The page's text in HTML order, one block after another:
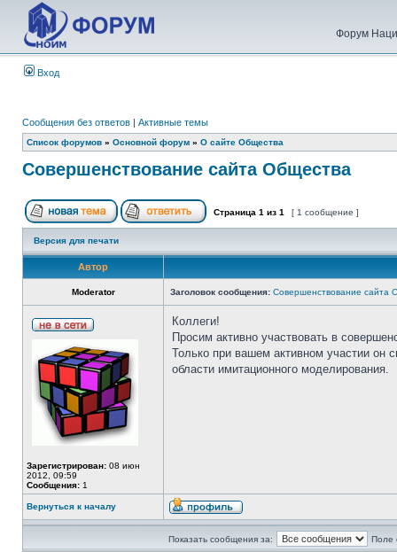
Форум
Вход
Сообщения без ответов | Активные темы
Список форумов » Основной форум » О сайте Общества
Совершенствование сайта Общества
Страница 1 из 1 [ 1 сообщение ]
Версия для печати
Автор
Moderator Заголовок сообщения: Совершенствование сайта
Зарегистрирован: 08 июн
2012, 09:59
Сообщения: 1
Коллеги!
Просим активно участвовать в
Только при вашем активном участии он
области имитационного моделирования.
Вернуться к началу
Показать сообщения за: Поле